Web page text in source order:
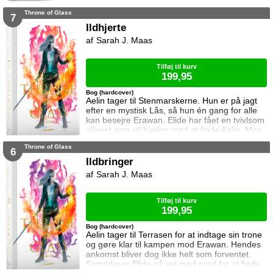
Dorian, men det bliver fortsat sværere som
og orker ikke længere at kæmpe imod.
Samtidig står Manon i en svær situation.
Hertug Perrington har givet hende klare
7 Throne of Glass
Ildhjerte
Aelin tager til Stenmarskerne. Hun er på jagt
efter en mystisk Lås, så hun én gang for alle
kan besejre Erawan. Elide har fået en tvivlsom
allieret som vil hjælpe med at finde Aelin. Men
for hvilken pris? Manon vågner i lænker og
Dorian ikke glemme heksen der hjalp ham i
Bog (hardcover)
Sarah J. Maas
Tilføj til kurv
199,95
6 Throne of Glass
Ildbringer
Aelin tager til Terrasen for at indtage sin trone
og gøre klar til kampen mod Erawan. Hendes
ankomst bliver dog ikke helt som forventet.
Samtidig er Elide på vej mod nord for at finde
Bog (hardcover)
Sarah J. Maas
Tilføj til kurv
199,95